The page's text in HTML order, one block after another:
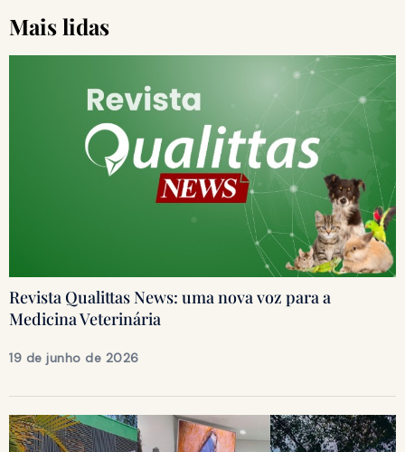
Mais lidas
Revista Qualittas News: uma nova voz para a
Medicina Veterinária
19 de junho de 2026